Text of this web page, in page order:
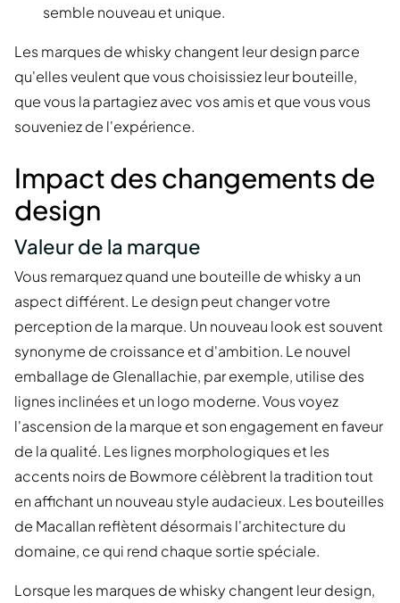
semble nouveau et unique.
Les marques de whisky changent leur design parce
qu'elles veulent que vous choisissiez leur bouteille,
que vous la partagiez avec vos amis et que vous vous
souveniez de l'expérience.
Impact des changements de
design
Valeur de la marque
Vous remarquez quand une bouteille de whisky a un
aspect différent. Le design peut changer votre
perception de la marque. Un nouveau look est souvent
synonyme de croissance et d'ambition. Le nouvel
emballage de Glenallachie, par exemple, utilise des
lignes inclinées et un logo moderne. Vous voyez
l'ascension de la marque et son engagement en faveur
de la qualité. Les lignes morphologiques et les
accents noirs de Bowmore célèbrent la tradition tout
en affichant un nouveau style audacieux. Les bouteilles
de Macallan reflètent désormais l'architecture du
domaine, ce qui rend chaque sortie spéciale.
Lorsque les marques de whisky changent leur design,